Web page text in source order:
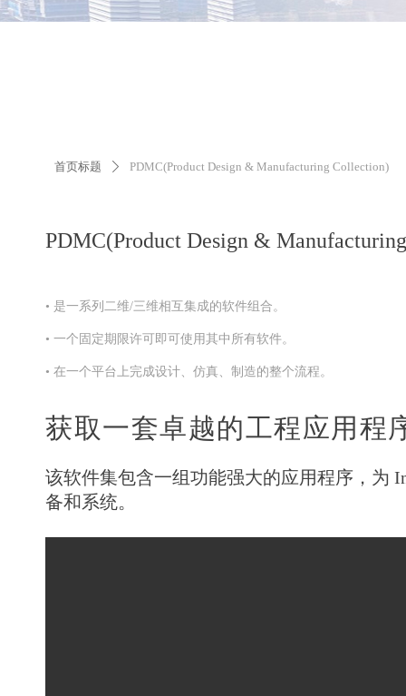
首页标题 ꄲ PDMC(Product Design & Manufacturing Collection)
PDMC(Product Design &
• 是一系列二维/三维相互集成的软件组合。
• 一个固定期限许可即可使用其中所有软件。
• 在一个平台上完成设计、仿真、制造的整个流程。
获取一套卓越的工程应用程
该软件集包含一组功能强大的应用程序，为
备和系统。